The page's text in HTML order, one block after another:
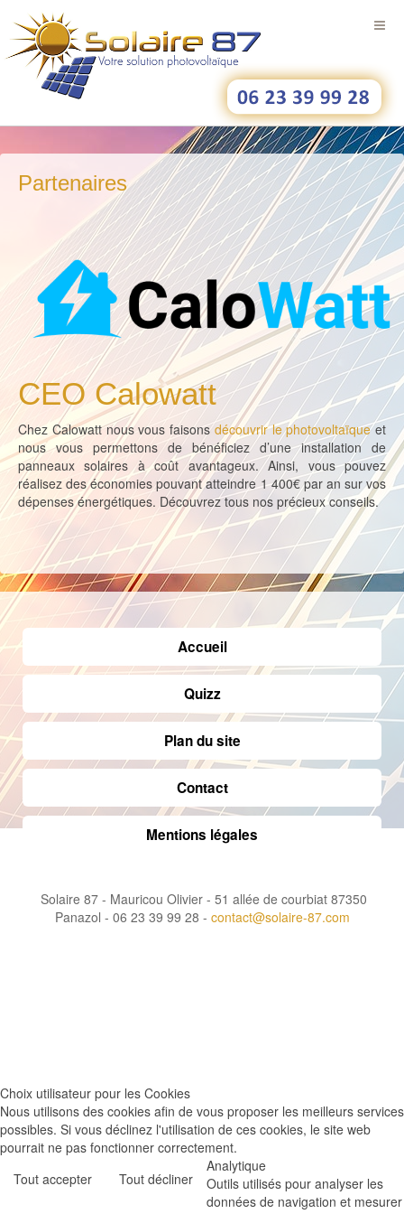
Partenaires
CEO Calowatt
Chez Calowatt nous vous faisonsdécouvrir le photovoltaïqueet
nous vous permettons de bénéficiez d’une installation de
panneaux solaires à coût avantageux. Ainsi, vous pouvez
réalisez des économies pouvant atteindre 1 400€ par an sur vos
dépenses énergétiques. Découvrez tous nos précieux conseils.
Accueil
Quizz
Plan du site
Contact
Mentions légales
Solaire 87 - Mauricou Olivier - 51 allée de courbiat 87350
Panazol - 06 23 39 99 28 - contact@solaire-87.com
Choix utilisateur pour les Cookies
Nous utilisons des cookies afin de vous proposer les meilleurs services
possibles. Si vous déclinez l'utilisation de ces cookies, le site web
pourrait ne pas fonctionner correctement.
Tout accepter
Tout décliner
Analytique
Outils utilisés pour analyser les
données de navigation et mesurer